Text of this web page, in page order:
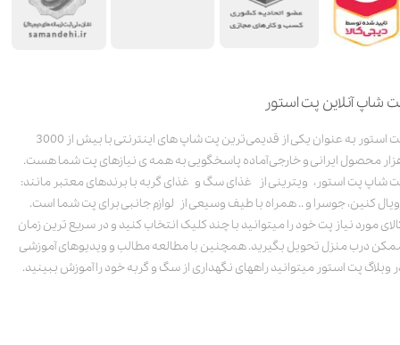
شاپ آنلاین پت استور
پت استور به عنوان یکی از قدیمی‌ترین پت شاپ های اینترنتی با بیش از 3000
محصول ایرانی و خارجی آماده پاسخگویی به همه ی نیازهای پت شما هست.
شاپ پت استور، ویترینی از غذای سگ و غذای گربه با برندهای معتبر مانند:
کنین، جوسرا و .. همراه با طیف وسیعی از لوازم جانبی برای پت شما است.
مورد نیاز پت خود را میتوانید با چند کلیک انتخاب کنید و در سریع ترین زمان
درب منزل تحویل بگیرید. همچنین با مطالعه مطالب و ویدیوهای آموزشی
وبلاگ پت استور میتوانید راههای نگهداری از سگ و گربه خود را آموزش ببینید.